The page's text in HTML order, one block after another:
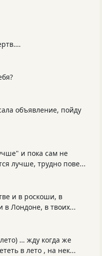
объявление, пойду
и пока сам не
лучше, трудно пове...
и в роскоши, в
в Лондоне, в твоих...
… жду когда же
в лето , на нек...